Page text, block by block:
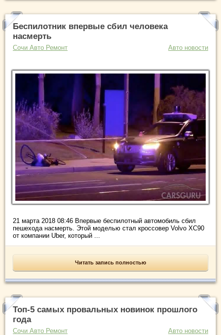
Беспилотник впервые сбил человека
насмерть
Сочи Авто Ремонт Авто новости
21 марта 2018 08:46 Впервые беспилотный автомобиль сбил
пешехода насмерть. Этой моделью стал кроссовер Volvo XC90
от компании Uber, который ...
Читать запись полностью
Топ-5 самых провальных новинок прошлого
года
Сочи Авто Ремонт Авто новости